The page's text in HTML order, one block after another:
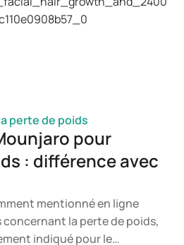
il est pertinent de
de santé.
perte de poids
pour
: différence avec
mentionné en ligne
concernant la perte de poids,
indiqué pour le